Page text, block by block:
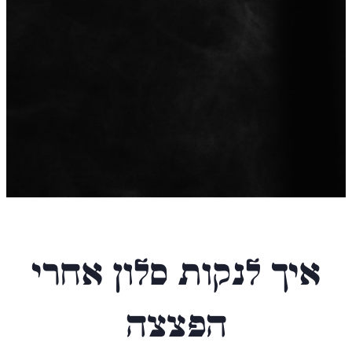
איך לנקות סלון אחרי
הפצצה